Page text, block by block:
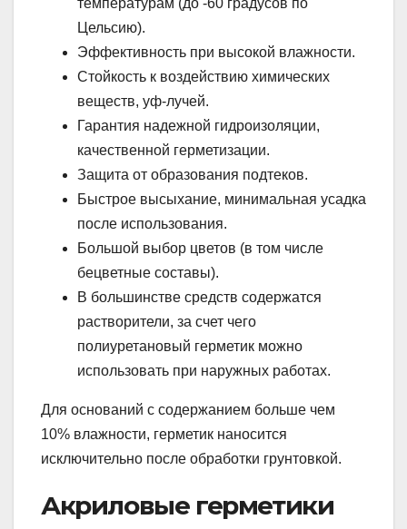
Цельсию).
Эффективность при высокой влажности.
Стойкость к воздействию химических
веществ, уф-лучей.
Гарантия надежной гидроизоляции,
качественной герметизации.
Защита от образования подтеков.
Быстрое высыхание, минимальная усадка
после использования.
Большой выбор цветов (в том числе
бецветные составы).
В большинстве средств содержатся
растворители, за счет чего
полиуретановый герметик можно
использовать при наружных работах.
Для оснований с содержанием больше чем
10% влажности, герметик наносится
исключительно после обработки грунтовкой.
Акриловые герметики